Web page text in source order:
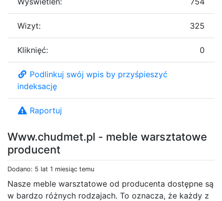
Www.chudmet.pl - meble warsztatowe
producent
Dodano: 5 lat 1 miesiąc temu
Nasze meble warsztatowe od producenta dostępne są
w bardzo różnych rodzajach. To oznacza, że każdy z
Wizyt: 325
Kliknięć: 0
Podlinkuj swój wpis by przyśpieszyć
indeksację
Raportuj